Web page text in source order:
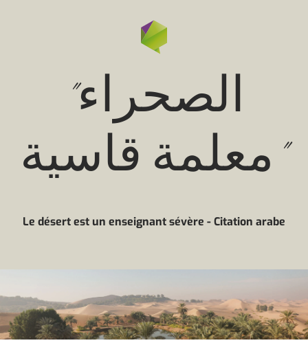
"الصحراء
معلمة قاسية"
Le désert est un enseignant sévère - Citation arabe